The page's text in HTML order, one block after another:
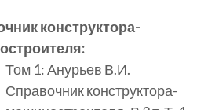
конструктора-
Том 1: Анурьев В.И.
Справочник конструктора-